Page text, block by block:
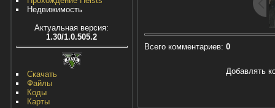
Недвижимость
Актуальная версия:
1.30/1.0.505.2
Скачать
Файлы
Коды
Карты
Всего комментариев: 0
Добавлять